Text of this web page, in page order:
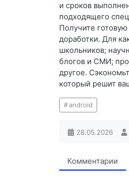
и сроков
подходящего
Получите
доработки. Для
школьников;
блогов и СМИ;
другое.
который решит
android
28.05.2026
Комментарии